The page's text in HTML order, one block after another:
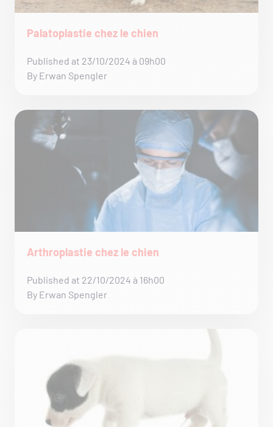
Palatoplastie chez le chien
Published at 23/10/2024 à 09h00
By Erwan Spengler
Arthroplastie chez le chien
Published at 22/10/2024 à 16h00
By Erwan Spengler